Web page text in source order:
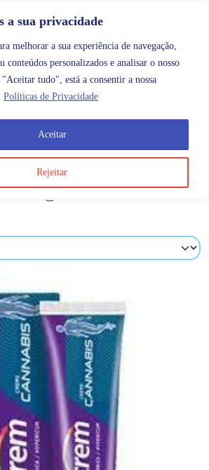
a sua privacidade
melhorar a sua experiência de navegação,
conteúdos personalizados e analisar o nosso
tudo", está a consentir a nossa
Políticas de Privacidade
Rejeitar
Aceitar